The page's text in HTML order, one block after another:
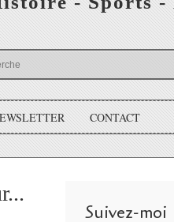
CONTACT
Suivez-moi